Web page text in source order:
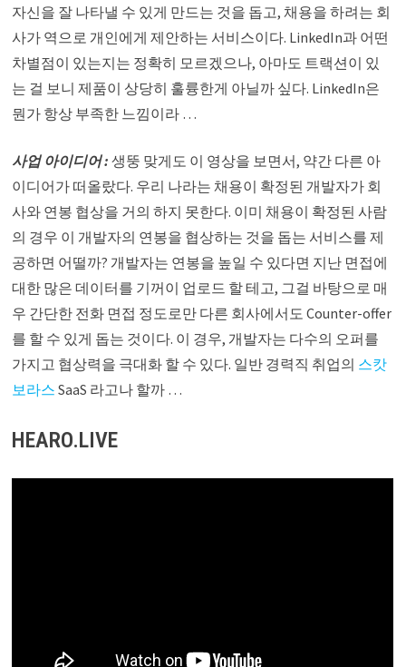
자신을 잘 나타낼 수 있게 만드는 것을 돕고, 채용을 하려는 회
사가 역으로 개인에게 제안하는 서비스이다. LinkedIn과 어떤
차별점이 있는지는 정확히 모르겠으나, 아마도 트랙션이 있
는 걸 보니 제품이 상당히 훌륭한게 아닐까 싶다. LinkedIn은
뭔가 항상 부족한 느낌이라 …
사업 아이디어 : 생뚱 맞게도 이 영상을 보면서, 약간 다른 아
이디어가 떠올랐다. 우리 나라는 채용이 확정된 개발자가 회
사와 연봉 협상을 거의 하지 못한다. 이미 채용이 확정된 사람
의 경우 이 개발자의 연봉을 협상하는 것을 돕는 서비스를 제
공하면 어떨까? 개발자는 연봉을 높일 수 있다면 지난 면접에
대한 많은 데이터를 기꺼이 업로드 할 테고, 그걸 바탕으로 매
우 간단한 전화 면접 정도로만 다른 회사에서도 Counter-offer
를 할 수 있게 돕는 것이다. 이 경우, 개발자는 다수의 오퍼를
가지고 협상력을 극대화 할 수 있다. 일반 경력직 취업의 스캇
보라스 SaaS 라고나 할까 …
HEARO.LIVE